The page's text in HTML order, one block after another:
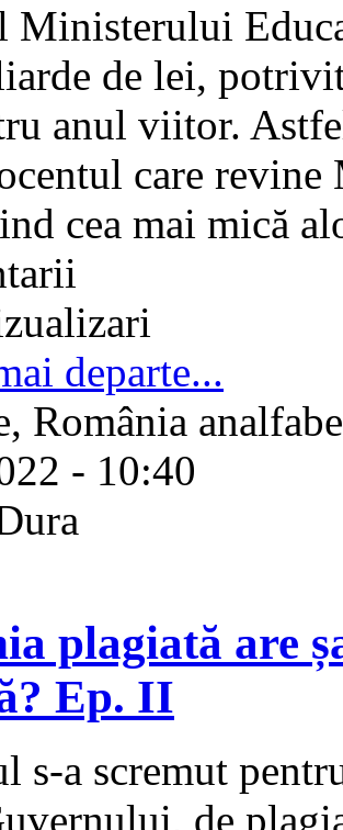
Ministerului
de lei,
anul viitor.
care
cea mai mică
departe...
România
- 10:40
plagiată are
Ep. II
s-a scremut
de